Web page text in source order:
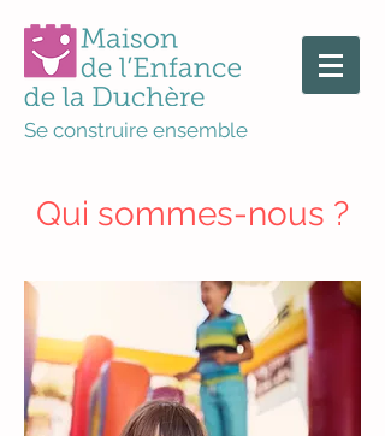
Se construire ensemble
Qui sommes-nous ?